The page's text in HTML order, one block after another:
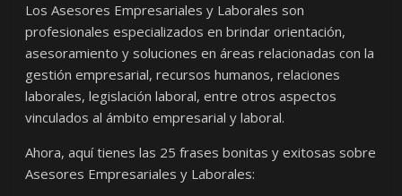
Los Asesores Empresariales y Laborales son
profesionales especializados en brindar orientación,
asesoramiento y soluciones en áreas relacionadas con la
gestión empresarial, recursos humanos, relaciones
laborales, legislación laboral, entre otros aspectos
vinculados al ámbito empresarial y laboral.
Ahora, aquí tienes las 25 frases bonitas y exitosas sobre
Asesores Empresariales y Laborales: